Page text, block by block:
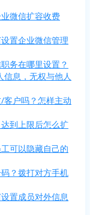
微信扩容收费
置企业微信管理
务在哪里设置？
信息，无权与他人
客户吗？怎样主动
到上限后怎么扩
可以隐藏自己的
？拨打对方手机
置成员对外信息